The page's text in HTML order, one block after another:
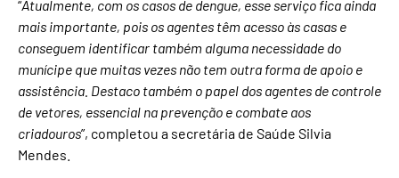
“Atualmente, com os casos de dengue, esse serviço fica ainda
mais importante, pois os agentes têm acesso às casas e
conseguem identificar também alguma necessidade do
munícipe que muitas vezes não tem outra forma de apoio e
assistência. Destaco também o papel dos agentes de controle
de vetores, essencial na prevenção e combate aos
criadouros”, completou a secretária de Saúde Silvia
Mendes.